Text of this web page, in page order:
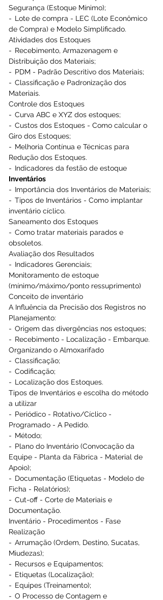
Segurança (Estoque Mínimo);
-  Lote de compra - LEC (Lote Econômico
de Compra) e Modelo Simplificado.
Atividades dos Estoques
-  Recebimento, Armazenagem e
Distribuição dos Materiais;
-  PDM - Padrão Descritivo dos Materiais;
-  Classificação e Padronização dos
Materiais.
Controle dos Estoques
-  Curva ABC e XYZ dos estoques;
-  Custos dos Estoques - Como calcular o
Giro dos Estoques;
-  Melhoria Contínua e Técnicas para
Redução dos Estoques.
-  Indicadores da festão de estoque
Inventários
-  Importância dos Inventários de Materiais;
-  Tipos de Inventários - Como implantar
inventário cíclico.
Saneamento dos Estoques
-  Como tratar materiais parados e
obsoletos.
Avaliação dos Resultados
-  Indicadores Gerenciais;
Monitoramento de estoque
(mínimo/máximo/ponto ressuprimento)
Conceito de inventário
A Influência da Precisão dos Registros no
Planejamento:
-  Origem das divergências nos estoques;
-  Recebimento - Localização - Embarque.
Organizando o Almoxarifado
-  Classificação;
-  Codificação;
-  Localização dos Estoques.
Tipos de Inventários e escolha do método
a utilizar
-  Periódico - Rotativo/Cíclico -
Programado - A Pedido.
-  Método;
-  Plano do Inventário (Convocação da
Equipe - Planta da Fábrica - Material de
Apoio);
-  Documentação (Etiquetas - Modelo de
Ficha - Relatórios);
-  Cut-off - Corte de Materiais e
Documentação.
Inventário - Procedimentos - Fase
Realização
-  Arrumação (Ordem, Destino, Sucatas,
Miudezas);
-  Recursos e Equipamentos;
-  Etiquetas (Localização);
-  Equipes (Treinamento);
-  O Processo de Contagem e